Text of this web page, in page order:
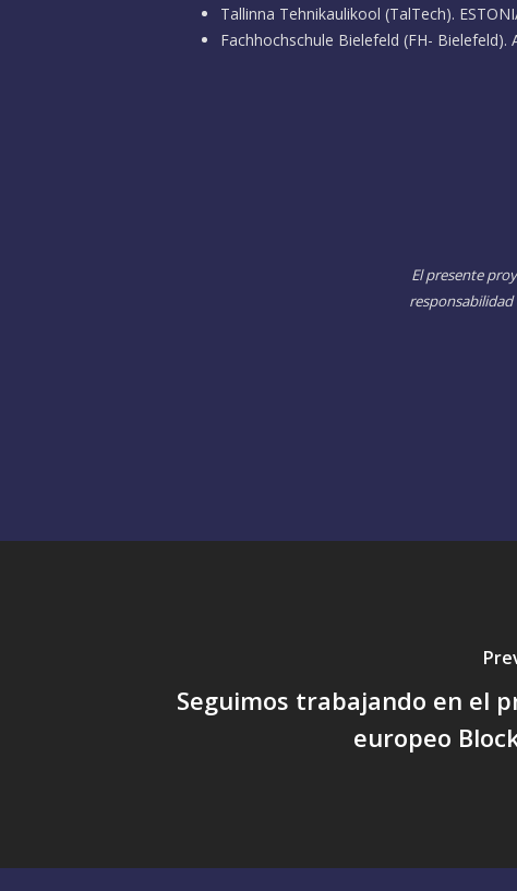
Tallinna Tehnikaulikool (TalTech).
Fachhochschule Bielefeld (FH- Bielefeld).
El presente
responsabilidad
Seguimos trabajando en el
europeo